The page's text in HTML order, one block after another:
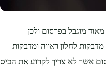
מוגבל בפרסום ולכן
לחלון ראווה ומדבקות
אשר לא צריך לקרוע את הכיס